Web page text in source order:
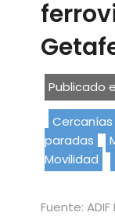
Publicado
Cercanías
paradas
Movilidad
Fuente: